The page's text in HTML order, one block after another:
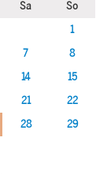
Sa
So
1
7
8
14
15
21
22
28
29